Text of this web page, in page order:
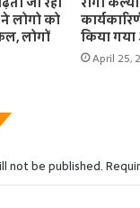
लोगो को
लोगों
किया
April 25,
not be published.